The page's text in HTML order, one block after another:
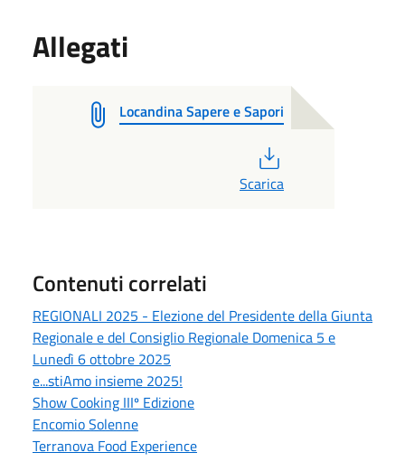
Allegati
Locandina Sapere e Sapori
Scarica
Contenuti correlati
REGIONALI 2025 - Elezione del Presidente della Giunta
Regionale e del Consiglio Regionale Domenica 5 e
Lunedì 6 ottobre 2025
e...stiAmo insieme 2025!
Show Cooking IIIº Edizione
Encomio Solenne
Terranova Food Experience